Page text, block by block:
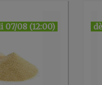
07/08 (12:00)